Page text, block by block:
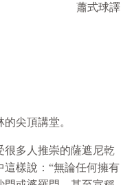
蕭式球譯
尖頂講堂。
多人推崇的薩遮尼乾
樣說：“無論任何擁有